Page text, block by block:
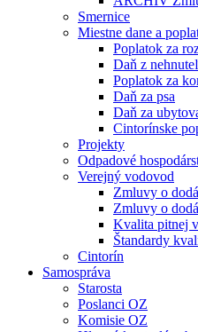
Smernice
Miestne dane a
Poplatok za
Daň z
Poplatok za
Daň za psa
Daň za
Cintorínske
Projekty
Odpadové
Verejný vodovod
Zmluvy o
Zmluvy o
Kvalita pitnej
Štandardy
Cintorín
Samospráva
Starosta
Poslanci OZ
Komisie OZ